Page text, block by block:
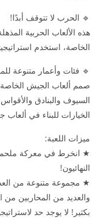
🔹 الحرب لا تتوقف أبدًا!
هذه الألعاب الحربية
الخاصة، استخدم
🔹 فئات وأعمار متنوعة
صمم ألعاب الجيش
السيوف والبنادق
الخيارات للبناء في
ميزات اللعبة:
★ انخرط في معركة
النهائيون!
★ مجموعة متنوعة من
والعديد من المحاربين من
بكثير! لا يوجد حد